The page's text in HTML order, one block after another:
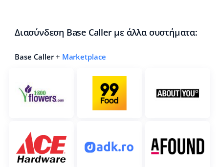
Διασύνδεση Base Caller με άλλα συστήματα:
Base Caller + Marketplace